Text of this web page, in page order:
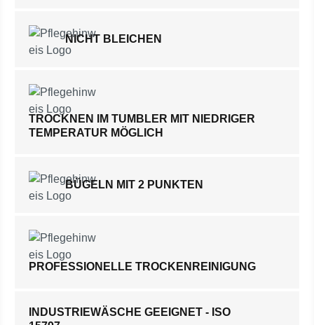
NICHT BLEICHEN
TROCKNEN IM TUMBLER MIT NIEDRIGER
TEMPERATUR MÖGLICH
BÜGELN MIT 2 PUNKTEN
PROFESSIONELLE TROCKENREINIGUNG
INDUSTRIEWÄSCHE GEEIGNET - ISO